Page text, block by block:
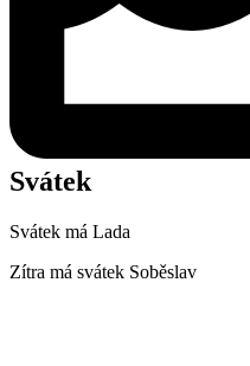
Svátek
Svátek má Lada
Zítra má svátek Soběslav